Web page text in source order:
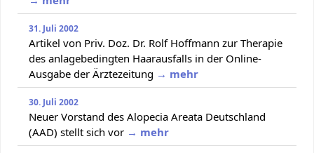
31. Juli 2002
Artikel von Priv. Doz. Dr. Rolf Hoffmann zur Therapie
des anlagebedingten Haarausfalls in der Online-
Ausgabe der Ärztezeitung → mehr
30. Juli 2002
Neuer Vorstand des Alopecia Areata Deutschland
(AAD) stellt sich vor → mehr